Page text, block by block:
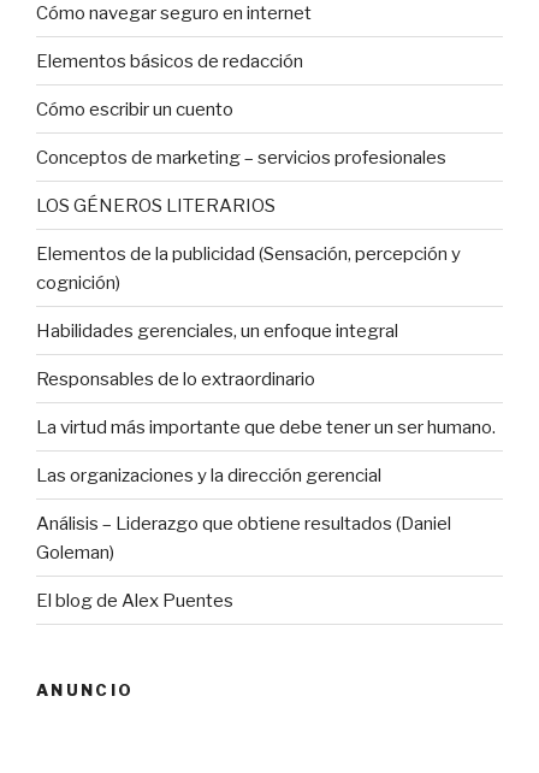
Cómo navegar seguro en internet
Elementos básicos de redacción
Cómo escribir un cuento
Conceptos de marketing – servicios profesionales
LOS GÉNEROS LITERARIOS
Elementos de la publicidad (Sensación, percepción y
cognición)
Habilidades gerenciales, un enfoque integral
Responsables de lo extraordinario
La virtud más importante que debe tener un ser humano.
Las organizaciones y la dirección gerencial
Análisis – Liderazgo que obtiene resultados (Daniel
Goleman)
El blog de Alex Puentes
ANUNCIO